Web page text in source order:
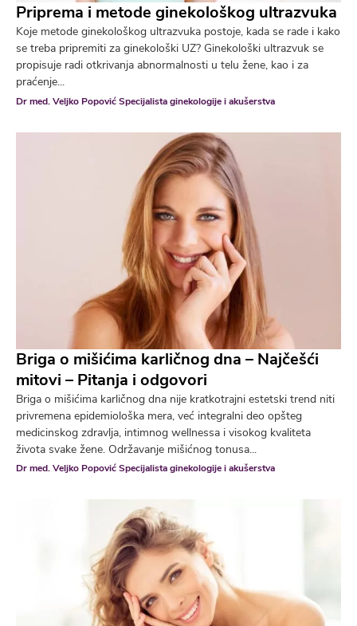
Priprema i metode ginekološkog ultrazvuka
Koje metode ginekološkog ultrazvuka postoje, kada se rade i kako
se treba pripremiti za ginekološki UZ? Ginekološki ultrazvuk se
propisuje radi otkrivanja abnormalnosti u telu žene, kao i za
praćenje...
Dr med. Veljko Popović Specijalista ginekologije i akušerstva
Briga o mišićima karličnog dna – Najčešći
mitovi – Pitanja i odgovori
Briga o mišićima karličnog dna nije kratkotrajni estetski trend niti
privremena epidemiološka mera, već integralni deo opšteg
medicinskog zdravlja, intimnog wellnessa i visokog kvaliteta
života svake žene. Održavanje mišićnog tonusa...
Dr med. Veljko Popović Specijalista ginekologije i akušerstva